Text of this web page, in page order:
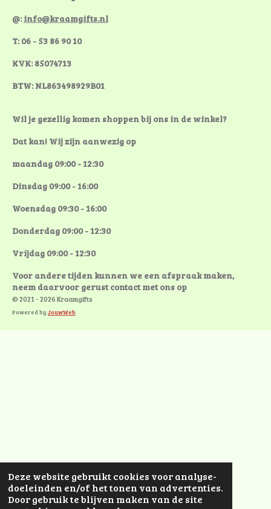
Deze website gebruikt cookies voor analyse-
doeleinden en/of het tonen van advertenties.
Door gebruik te blijven maken van de site
@:info@kraamgifts.nl
T: 06 - 53 86 90 10
KVK: 85074713
BTW: NL863498929B01
Wil je gezellig komen shoppen bij ons in de winkel?
Dat kan! Wij zijn aanwezig op
maandag 09:00 - 12:30
Dinsdag 09:00 - 16:00
Woensdag 09:30 - 16:00
Donderdag 09:00 - 12:30
Vrijdag 09:00 - 12:30
Voor andere tijden kunnen we een afspraak maken,
neem daarvoor gerust contact met ons op
© 2021 - 2026 Kraamgifts
Powered by JouwWeb